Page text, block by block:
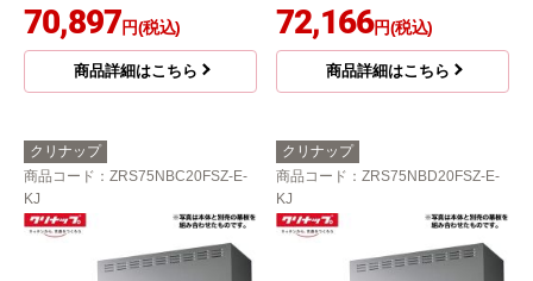
70,897円(税込)
商品詳細はこちら
72,166円(税込)
商品詳細はこちら
クリナップ
商品コード ：ZRS75NBC20FSZ-E-
KJ
クリナップ
商品コード ：ZRS75NBD20FSZ-E-
KJ